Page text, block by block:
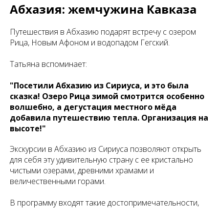
Абхазия: жемчужина Кавказа
Путешествия в Абхазию подарят встречу с озером
Рица, Новым Афоном и водопадом Гегский.
Татьяна вспоминает:
"Посетили Абхазию из Сириуса, и это была
сказка! Озеро Рица зимой смотрится особенно
волшебно, а дегустация местного мёда
добавила путешествию тепла. Организация на
высоте!"
Экскурсии в Абхазию из Сириуса позволяют открыть
для себя эту удивительную страну с ее кристально
чистыми озерами, древними храмами и
величественными горами.
В программу входят такие достопримечательности,